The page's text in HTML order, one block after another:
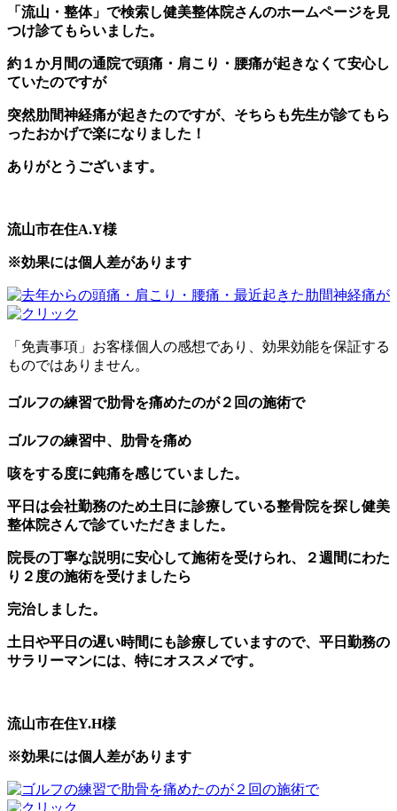
「流山・整体」で検索し健美整体院さんのホームページを見
つけ診てもらいました。
約１か月間の通院で頭痛・肩こり・腰痛が起きなくて安心し
ていたのですが
突然肋間神経痛が起きたのですが、そちらも先生が診てもら
ったおかげで楽になりました！
ありがとうございます。
流山市在住A.Y様
※効果には個人差があります
「免責事項」お客様個人の感想であり、効果効能を保証する
ものではありません。
ゴルフの練習で肋骨を痛めたのが２回の施術で
ゴルフの練習中、肋骨を痛め
咳をする度に鈍痛を感じていました。
平日は会社勤務のため土日に診療している整骨院を探し健美
整体院さんで診ていただきました。
院長の丁寧な説明に安心して施術を受けられ、２週間にわた
り２度の施術を受けましたら
完治しました。
土日や平日の遅い時間にも診療していますので、平日勤務の
サラリーマンには、特にオススメです。
流山市在住Y.H様
※効果には個人差があります